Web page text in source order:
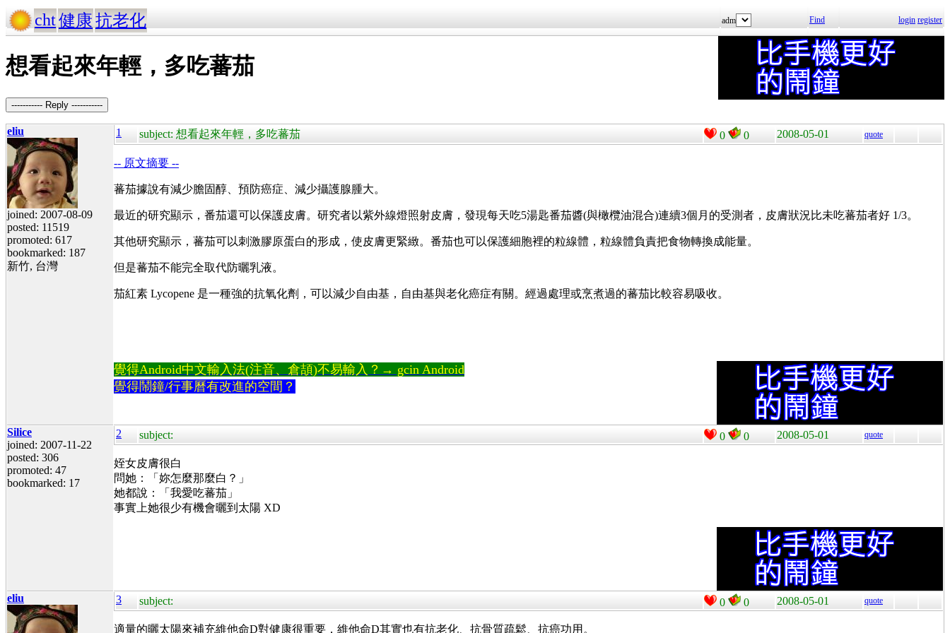
cht健康抗老化 adm Find login register
想看起來年輕，多吃蕃茄
----------- Reply -----------
eliu
joined: 2007-08-09
posted: 11519
promoted: 617
bookmarked: 187
新竹, 台灣
1 subject: 想看起來年輕，多吃蕃茄 0 0 2008-05-01 quote
-- 原文摘要 --
蕃茄據說有減少膽固醇、預防癌症、減少攝護腺腫大。
最近的研究顯示，番茄還可以保護皮膚。研究者以紫外線燈照射皮膚，發現每天吃5湯匙番茄醬(與橄欖油混合)連續3個月的受測者，皮膚狀況比未吃蕃茄者好 1/3。
其他研究顯示，蕃茄可以刺激膠原蛋白的形成，使皮膚更緊緻。番茄也可以保護細胞裡的粒線體，粒線體負責把食物轉換成能量。
但是蕃茄不能完全取代防曬乳液。
茄紅素 Lycopene 是一種強的抗氧化劑，可以減少自由基，自由基與老化癌症有關。經過處理或烹煮過的蕃茄比較容易吸收。
覺得Android中文輸入法(注音、倉頡)不易輸入？→ gcin Android
覺得鬧鐘/行事曆有改進的空間？
Silice
joined: 2007-11-22
posted: 306
promoted: 47
bookmarked: 17
2 subject: 0 0 2008-05-01 quote
姪女皮膚很白
問她：「妳怎麼那麼白？」
她都說：「我愛吃蕃茄」
事實上她很少有機會曬到太陽 XD
eliu 3 subject: 0 0 2008-05-01 quote
適量的曬太陽來補充維他命D對健康很重要，維他命D其實也有抗老化、抗骨質疏鬆、抗癌功用。